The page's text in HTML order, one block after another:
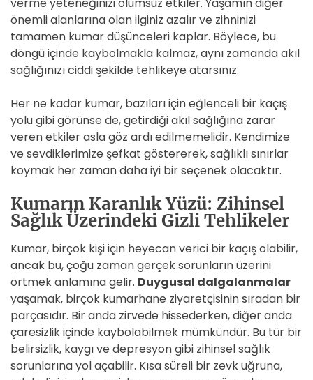
önemli alanlarına olan ilginiz azalır ve zihninizi
tamamen kumar düşünceleri kaplar. Böylece, bu
döngü içinde kaybolmakla kalmaz, aynı zamanda akıl
sağlığınızı ciddi şekilde tehlikeye atarsınız.
Her ne kadar kumar, bazıları için eğlenceli bir kaçış
yolu gibi görünse de, getirdiği akıl sağlığına zarar
veren etkiler asla göz ardı edilmemelidir. Kendimize
ve sevdiklerimize şefkat göstererek, sağlıklı sınırlar
koymak her zaman daha iyi bir seçenek olacaktır.
Kumarın Karanlık Yüzü: Zihinsel
Sağlık Üzerindeki Gizli Tehlikeler
Kumar, birçok kişi için heyecan verici bir kaçış olabilir,
ancak bu, çoğu zaman gerçek sorunların üzerini
örtmek anlamına gelir. Duygusal dalgalanmalar
yaşamak, birçok kumarhane ziyaretçisinin sıradan bir
parçasıdır. Bir anda zirvede hissederken, diğer anda
çaresizlik içinde kaybolabilmek mümkündür. Bu tür bir
belirsizlik, kaygı ve depresyon gibi zihinsel sağlık
sorunlarına yol açabilir. Kısa süreli bir zevk uğruna,